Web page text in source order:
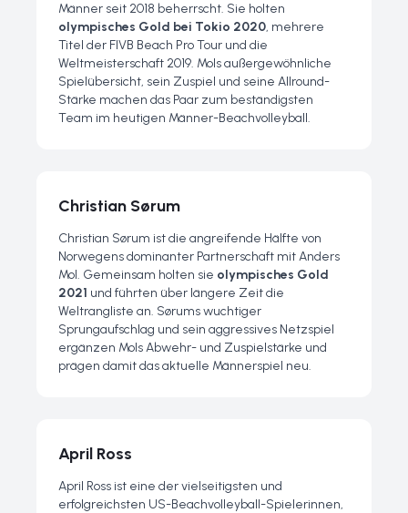
Männer seit 2018 beherrscht. Sie holten
olympisches Gold bei Tokio 2020, mehrere
Titel der FIVB Beach Pro Tour und die
Weltmeisterschaft 2019. Mols außergewöhnliche
Spielübersicht, sein Zuspiel und seine Allround-
Stärke machen das Paar zum beständigsten
Team im heutigen Männer-Beachvolleyball.
Christian Sørum
Christian Sørum ist die angreifende Hälfte von
Norwegens dominanter Partnerschaft mit Anders
Mol. Gemeinsam holten sie olympisches Gold
2021 und führten über längere Zeit die
Weltrangliste an. Sørums wuchtiger
Sprungaufschlag und sein aggressives Netzspiel
ergänzen Mols Abwehr- und Zuspielstärke und
prägen damit das aktuelle Männerspiel neu.
April Ross
April Ross ist eine der vielseitigsten und
erfolgreichsten US-Beachvolleyball-Spielerinnen,